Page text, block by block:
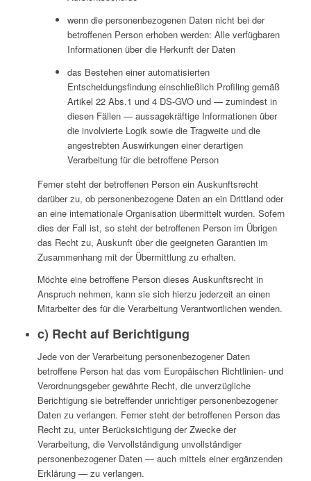
wenn die personenbezogenen Daten nicht bei der
betroffenen Person erhoben werden: Alle verfügbaren
Informationen über die Herkunft der Daten
das Bestehen einer automatisierten
Entscheidungsfindung einschließlich Profiling gemäß
Artikel 22 Abs.1 und 4 DS-GVO und — zumindest in
diesen Fällen — aussagekräftige Informationen über
die involvierte Logik sowie die Tragweite und die
angestrebten Auswirkungen einer derartigen
Verarbeitung für die betroffene Person
Ferner steht der betroffenen Person ein Auskunftsrecht
darüber zu, ob personenbezogene Daten an ein Drittland oder
an eine internationale Organisation übermittelt wurden. Sofern
dies der Fall ist, so steht der betroffenen Person im Übrigen
das Recht zu, Auskunft über die geeigneten Garantien im
Zusammenhang mit der Übermittlung zu erhalten.
Möchte eine betroffene Person dieses Auskunftsrecht in
Anspruch nehmen, kann sie sich hierzu jederzeit an einen
Mitarbeiter des für die Verarbeitung Verantwortlichen wenden.
c) Recht auf Berichtigung
Jede von der Verarbeitung personenbezogener Daten
betroffene Person hat das vom Europäischen Richtlinien- und
Verordnungsgeber gewährte Recht, die unverzügliche
Berichtigung sie betreffender unrichtiger personenbezogener
Daten zu verlangen. Ferner steht der betroffenen Person das
Recht zu, unter Berücksichtigung der Zwecke der
Verarbeitung, die Vervollständigung unvollständiger
personenbezogener Daten — auch mittels einer ergänzenden
Erklärung — zu verlangen.